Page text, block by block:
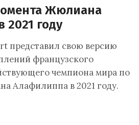
Жюлиана
году
представил свою версию
французского
чемпиона мира по
Алафилиппа в 2021 году.